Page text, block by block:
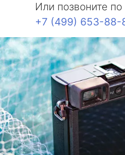
Или позвоните
+7 (499) 653-88-